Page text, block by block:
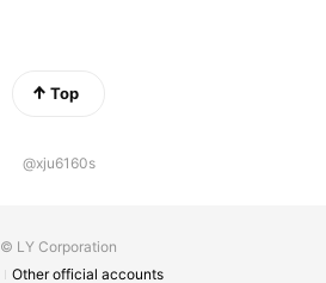
Top
@xju6160s
© LY Corporation
Other official accounts